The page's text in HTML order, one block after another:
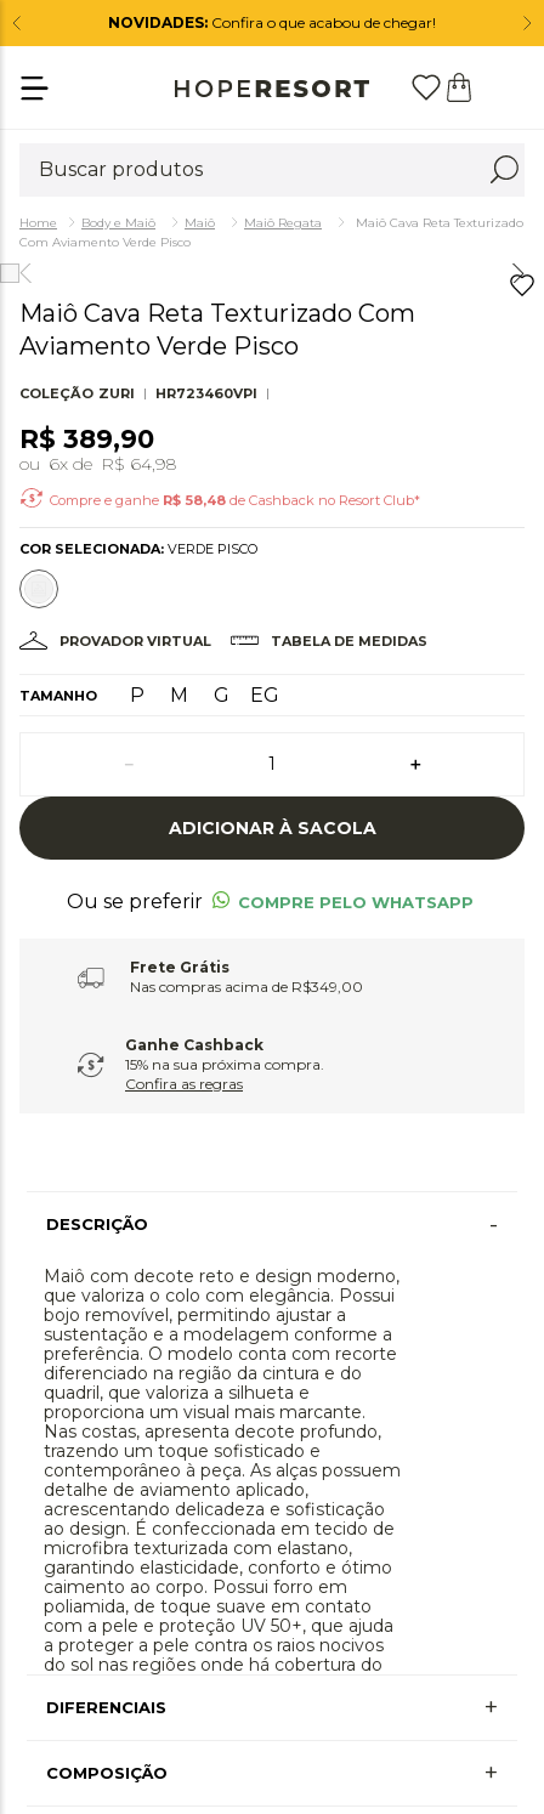
NOVIDADES: Confira o que acabou de chegar!
Body e Maiô Maiô Maiô Regata
Maiô Cava Reta Texturizado
Com Aviamento Verde Pisco
Maiô Cava Reta Texturizado Com
Aviamento Verde Pisco
COLEÇÃO ZURI HR723460VPI
R$ 389,90
ou 6x de R$ 64,98
Compre e ganhe R$ 58,48 de Cashback no Resort Club*
COR SELECIONADA: VERDE PISCO
PROVADOR VIRTUAL TABELA DE MEDIDAS
TAMANHO EG
G
M
P
＋
－
ADICIONAR À SACOLA
Ou se preferir COMPRE PELO WHATSAPP
Frete Grátis
Nas compras acima de R$349,00
Ganhe Cashback
15% na sua próxima compra.
Confira as regras
DESCRIÇÃO -
Maiô com decote reto e design moderno,
que valoriza o colo com elegância. Possui
bojo removível, permitindo ajustar a
sustentação e a modelagem conforme a
preferência. O modelo conta com recorte
diferenciado na região da cintura e do
quadril, que valoriza a silhueta e
proporciona um visual mais marcante.
Nas costas, apresenta decote profundo,
trazendo um toque sofisticado e
contemporâneo à peça. As alças possuem
detalhe de aviamento aplicado,
acrescentando delicadeza e sofisticação
ao design. É confeccionada em tecido de
microfibra texturizada com elastano,
garantindo elasticidade, conforto e ótimo
caimento ao corpo. Possui forro em
poliamida, de toque suave em contato
com a pele e proteção UV 50+, que ajuda
a proteger a pele contra os raios nocivos
do sol nas regiões onde há cobertura do
DIFERENCIAIS +
+ Mais Informações
COMPOSIÇÃO +